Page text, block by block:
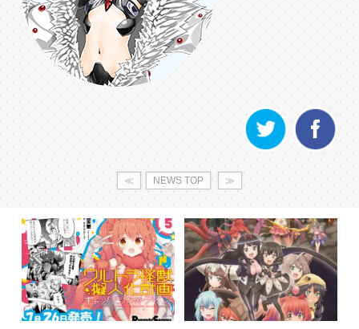
≪ NEWS TOP ≫